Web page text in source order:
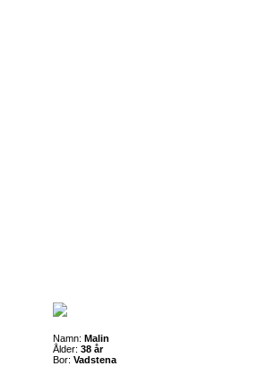
Namn: Malin
Ålder: 38 år
Bor: Vadstena